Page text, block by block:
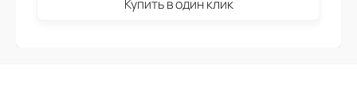
Купить в один клик